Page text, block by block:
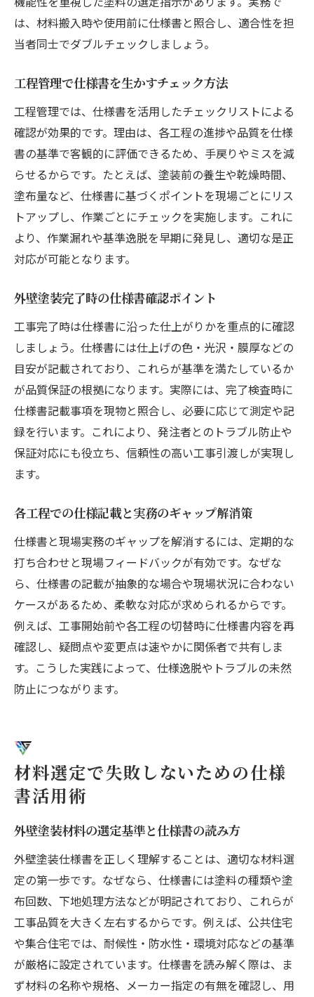
は、材料搬入時や使用前に仕様書と照合し、適合性を担
当者同士でダブルチェックしましょう。
工程管理で仕様書を生かすチェック方法
工程管理では、仕様書を活用したチェックリストによる
確認が効果的です。理由は、各工程の進捗や品質を仕様
書の基準で客観的に評価できるため、手戻りやミスを減
らせるからです。たとえば、塗装前の養生や乾燥時間、
塗布量など、仕様書に基づくポイントを現場ごとにリス
トアップし、作業ごとにチェックを実施します。これに
より、作業漏れや基準逸脱を早期に発見し、適切な是正
対応が可能となります。
外壁塗装完了時の仕様書確認ポイント
工事完了時は仕様書に沿った仕上がりかを重点的に確認
しましょう。仕様書には仕上げの色・光沢・膜厚などの
目安が記載されており、これらが基準を満たしているか
が品質保証の根拠になります。実際には、完了検査時に
仕様書記載事項を現物と照合し、必要に応じて測定や記
録を行います。これにより、発注者とのトラブル防止や
保証対応にも役立ち、信頼性の高い工事引渡しが実現し
ます。
各工程での仕様記載と実務のギャップ解消策
仕様書と現場実務のギャップを解消するには、定期的な
打ち合わせと現場フィードバックが有効です。なぜな
ら、仕様書の記載が抽象的な場合や現場状況に合わない
ケースがあるため、柔軟な対応が求められるからです。
例えば、工事開始前や各工程の切替時に仕様書内容を再
確認し、疑問点や変更点は速やかに関係者で共有しま
す。こうした実践によって、仕様逸脱やトラブルの未然
防止につながります。
材料選定で失敗しないための仕様
書活用術
外壁塗装材料の選定基準と仕様書の読み方
外壁塗装仕様書を正しく理解することは、適切な材料選
定の第一歩です。なぜなら、仕様書には塗料の種類や塗
布回数、下地処理方法などが明記されており、これらが
工事品質を大きく左右するからです。例えば、公共住宅
や集合住宅では、耐候性・防水性・環境対応などの基準
が厳格に設定されています。仕様書を読み解く際は、ま
ず材料の名称や規格、メーカー指定の有無を確認し、用